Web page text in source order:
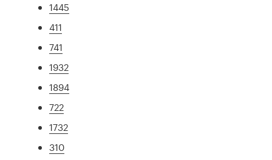
1445
411
741
1932
1894
722
1732
310